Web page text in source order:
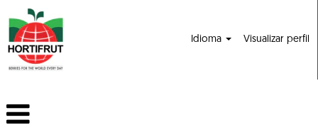
Idioma Visualizar perfil